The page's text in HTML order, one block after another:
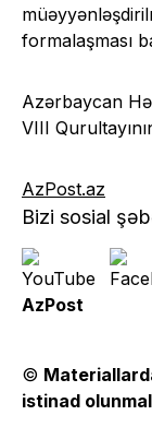
formalaşması
Azərbaycan
VIII
AzPost.az
Bizi sosial
AzPost
©
istinad